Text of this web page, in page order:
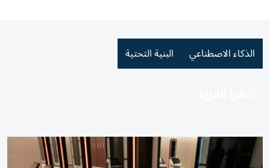
الذكاء الاصطناعي البنية التحتية